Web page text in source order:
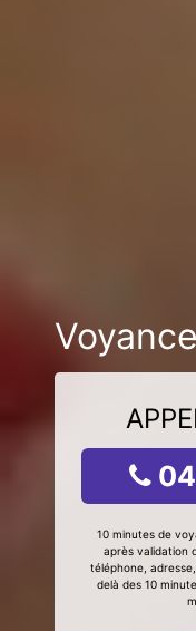
04
10 minutes de
après validation
téléphone,
delà des 10